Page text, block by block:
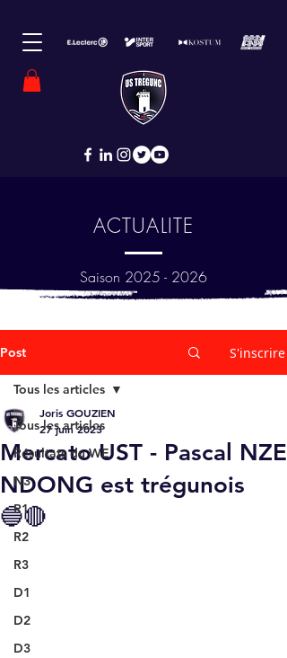
ACTUALITE
Saison 2025 - 2026
Post S'inscrire
Tous les articles
Résultats du WE
N3
R1
R2
R3
D1
D2
D3
Tous les articles
Mercato UST - Pascal NZE
NDONG est trégunois
🔵🔴
Joris GOUZIEN
27 juin 2023